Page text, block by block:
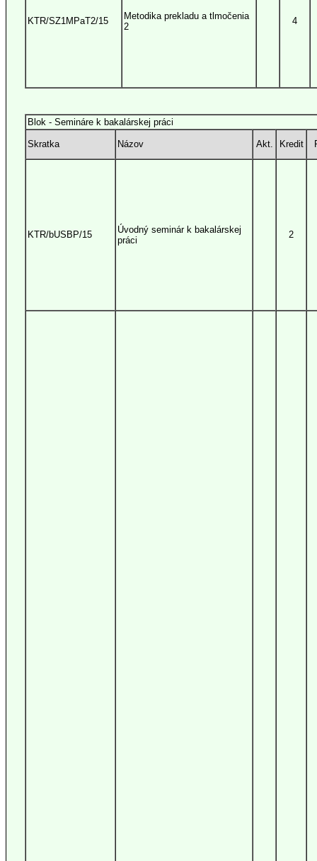
KTR/SZ1MPaT2/15
Metodika prekladu a tlmočenia
2
4
Blok - Semináre k bakalárskej práci
Skratka Názov Akt. Kredit
KTR/bUSBP/15
Úvodný seminár k bakalárskej
práci
2